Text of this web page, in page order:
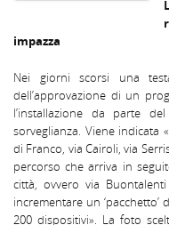
impazza
Nei giorni scorsi una
dell’approvazione di un
l’installazione da parte
sorveglianza. Viene indicata
di Franco, via Cairoli, via
percorso che arriva in
città, ovvero via
incrementare un
200 dispositivi». La foto